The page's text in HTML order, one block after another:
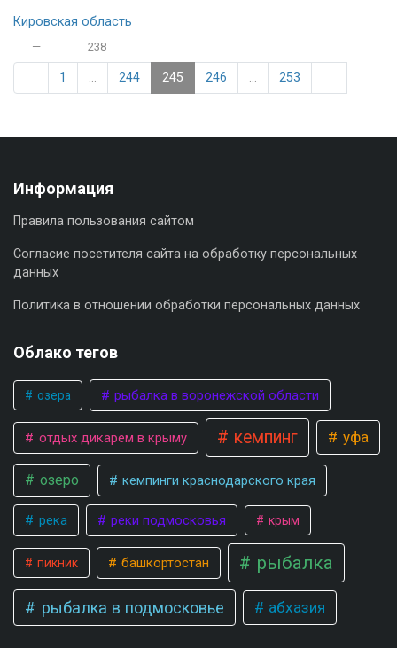
Кировская область
— 238
1 ... 244 245 246 ... 253
Информация
Правила пользования сайтом
Согласие посетителя сайта на обработку персональных
данных
Политика в отношении обработки персональных данных
Облако тегов
озера рыбалка в воронежской области
отдых дикарем в крыму кемпинг уфа
озеро кемпинги краснодарского края
река реки подмосковья крым
пикник башкортостан рыбалка
рыбалка в подмосковье абхазия